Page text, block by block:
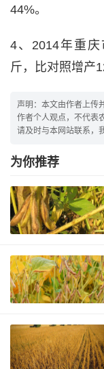
44%。
4、2014年重
斤，比对照增产
声明：本文由作者上传
作者个人观点，不代表
请及时与本网站联系，
为你推荐